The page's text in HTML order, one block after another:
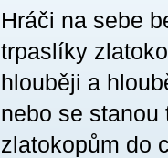
Hráči na sebe
trpaslíky
hlouběji a
nebo se
zlatokopům do